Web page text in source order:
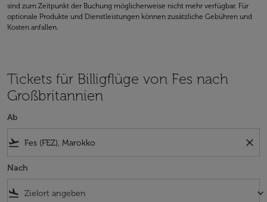
sind zum Zeitpunkt der Buchung möglicherweise nicht mehr verfügbar. Für
optionale Produkte und Dienstleistungen können zusätzliche Gebühren und
Kosten anfallen.
Tickets für Billigflüge von Fes nach
Großbritannien
Ab
flight_takeoff close
Nach
flight_land keyboard_arrow_down